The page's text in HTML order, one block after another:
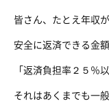
皆さん、たとえ年収が
安全に返済できる金
「返済負担率２５％
それはあくまでも一般